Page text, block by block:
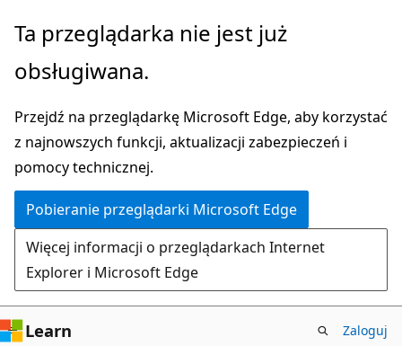
Przejdź
głównej
Ta przeglądarka nie jest już
obsługiwana.
Przejdź na przeglądarkę Microsoft Edge, aby korzystać
z najnowszych funkcji, aktualizacji zabezpieczeń i
pomocy technicznej.
Pobieranie przeglądarki Microsoft Edge
Więcej informacji o przeglądarkach Internet
Explorer i Microsoft Edge
Learn Zaloguj